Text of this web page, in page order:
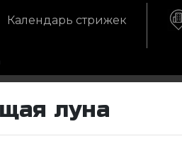
Календарь стрижек
луна